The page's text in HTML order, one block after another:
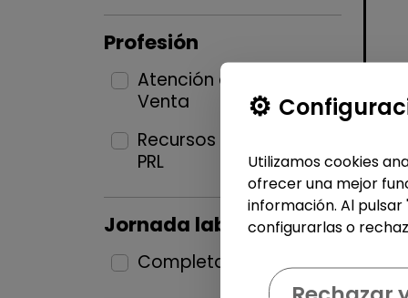
Profesión
Atención al Cliente y
Venta
1
Recursos Humanos y
PRL
1
Jornada laboral
Completa 2
Utilizamos cookies
ofrecer una mejor
información. Al
configurarlas o